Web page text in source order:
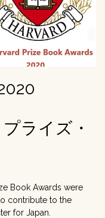
ライズ・
Book Awards were
contribute to the
for Japan.